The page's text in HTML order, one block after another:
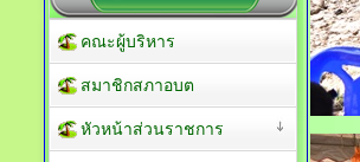
คณะผู้บริหาร
สมาชิกสภาอบต
หัวหน้าส่วนราชการ